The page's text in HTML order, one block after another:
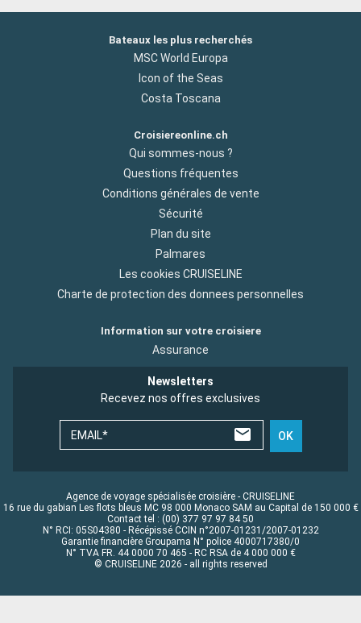
Bateaux les plus recherchés
MSC World Europa
Icon of the Seas
Costa Toscana
Croisiereonline.ch
Qui sommes-nous ?
Questions fréquentes
Conditions générales de vente
Sécurité
Plan du site
Palmares
Les cookies CRUISELINE
Charte de protection des donnees personnelles
Information sur votre croisiere
Assurance
Newsletters
Recevez nos offres exclusives
EMAIL* OK
Agence de voyage spécialisée croisière - CRUISELINE
16 rue du gabian Les flots bleus MC 98 000 Monaco SAM au Capital de 150 000 €
Contact tel : (00) 377 97 97 84 50
N° RCI: 05S04380 - Récépissé CCIN n°2007-01231/2007-01232
Garantie financière Groupama N° police 4000717380/0
N° TVA FR. 44 0000 70 465 - RC RSA de 4 000 000 €
© CRUISELINE 2026 - all rights reserved